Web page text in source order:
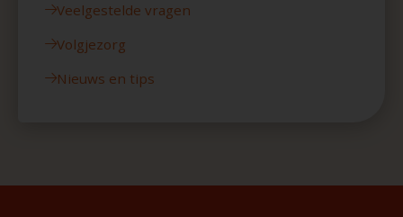
Veelgestelde vragen
Volgjezorg
Nieuws en tips